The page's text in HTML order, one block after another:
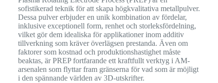
sofistikerad teknik för att skapa högkvalitativa metallpulver.
Dessa pulver erbjuder en unik kombination av fördelar,
inklusive exceptionell form, renhet och storleksfördelning,
vilket gör dem idealiska för applikationer inom additiv
tillverkning som kräver överlägsen prestanda. Även om
faktorer som kostnad och produktionshastighet måste
beaktas, är PREP fortfarande ett kraftfullt verktyg i AM-
arsenalen som flyttar fram gränserna för vad som är möjligt
i den spännande världen av 3D-utskrifter.